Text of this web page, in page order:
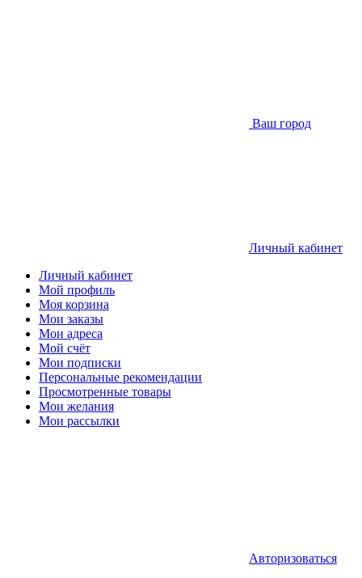
Ваш город
Личный кабинет
Личный кабинет
Мой профиль
Моя корзина
Мои заказы
Мои адреса
Мой счёт
Мои подписки
Персональные рекомендации
Просмотренные товары
Мои желания
Мои рассылки
Авторизоваться